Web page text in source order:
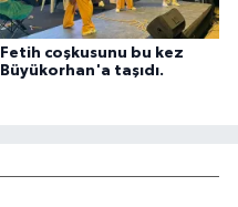
Fetih coşkusunu bu kez
Büyükorhan'a taşıdı.